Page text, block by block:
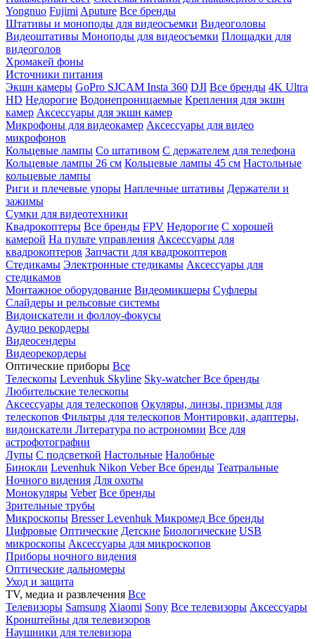
Yongnuo Fujimi Aputure Все бренды
Штативы и моноподы для видеосъемки Видеоголовы
Видеоштативы Моноподы для видеосъемки Площадки для
видеоголов
Хромакей фоны
Источники питания
Экшн камеры GoPro SJCAM Insta 360 DJI Все бренды 4K Ultra
HD Недорогие Водонепроницаемые Крепления для экшн
камер Аксессуары для экшн камер
Микрофоны для видеокамер Аксессуары для видео
микрофонов
Кольцевые лампы Со штативом C держателем для телефона
Кольцевые лампы 26 см Кольцевые лампы 45 см Настольные
кольцевые лампы
Риги и плечевые упоры Наплечные штативы Держатели и
зажимы
Сумки для видеотехники
Квадрокоптеры Все бренды FPV Недорогие С хорошей
камерой На пульте управления Аксессуары для
квадрокоптеров Запчасти для квадрокоптеров
Стедикамы Электронные стедикамы Аксессуары для
стедикамов
Монтажное оборудование Видеомикшеры Суфлеры
Слайдеры и рельсовые системы
Видоискатели и фоллоу-фокусы
Аудио рекордеры
Видеосендеры
Видеорекордеры
Оптические приборы Все
Телескопы Levenhuk Skyline Sky-watcherВсе бренды
Любительские телескопы
Аксессуары для телескопов Окуляры, линзы, призмы для
телескопов Фильтры для телескопов Монтировки, адаптеры,
видоискатели Литература по астрономии Все для
астрофотографии
Лупы С подсветкой Настольные Налобные
Бинокли Levenhuk Nikon VeberВсе бренды Театральные
Ночного видения Для охоты
Монокуляры Veber Все бренды
Зрительные трубы
Микроскопы BresserLevenhuk Микромед Все бренды
Цифровые Оптические Детские Биологические USB
микроскопы Аксессуары для микроскопов
Приборы ночного видения
Оптические дальномеры
Уход и защита
TV, медиа и развлечения Все
Телевизоры Samsung Xiaomi Sony Все телевизоры Аксессуары
Кронштейны для телевизоров
Наушники для телевизора